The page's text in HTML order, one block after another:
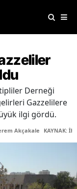
Derneği
Gazzelilere
ilgi gördü.
Akçakale KAYNAK: